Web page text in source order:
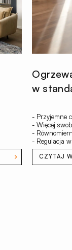
w
- Przyjemne
- Więcej
-
- Regulacja
CZYTAJ